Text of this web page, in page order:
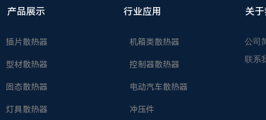
插片散热器
型材散热器
固态散热器
灯具散热器
产品展示 行业应用 关
公司
联系
机箱类散热器
控制器散热器
电动汽车散热器
冲压件